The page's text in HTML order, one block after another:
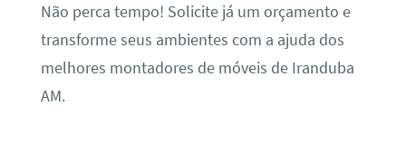
Não perca tempo! Solicite já um orçamento e
transforme seus ambientes com a ajuda dos
melhores montadores de móveis de Iranduba
AM.